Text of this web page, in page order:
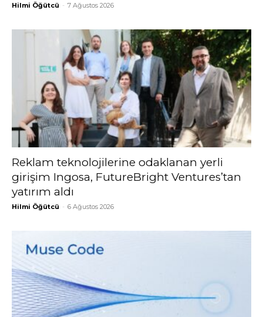
Hilmi Öğütcü - 7 Ağustos 2026
Reklam teknolojilerine odaklanan yerli
girişim Ingosa, FutureBright Ventures’tan
yatırım aldı
Hilmi Öğütcü - 6 Ağustos 2026